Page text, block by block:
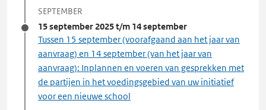
SEPTEMBER
15 september 2025 t/m 14 september
Tussen 15 september (voorafgaand aan het jaar van
aanvraag) en 14 september (van het jaar van
aanvraag): Inplannen en voeren van gesprekken met
de partijen in het voedingsgebied van uw initiatief
voor een nieuwe school